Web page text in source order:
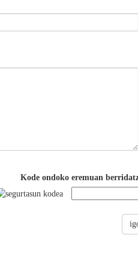
Kode ondoko eremuan